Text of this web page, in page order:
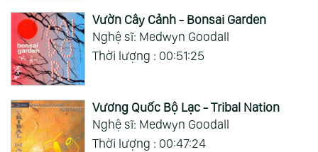
Vườn Cây Cảnh - Bonsai Garden
Nghệ sĩ: Medwyn Goodall
Thời lượng : 00:51:25
Vương Quốc Bộ Lạc - Tribal Nation
Nghệ sĩ: Medwyn Goodall
Thời lượng : 00:47:24